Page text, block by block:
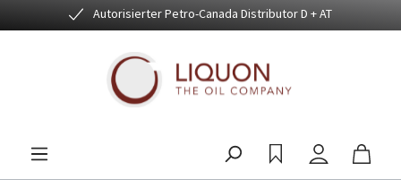
Zum Hauptinhalt springenAutorisierter Petro-Canada Distributor D + AT